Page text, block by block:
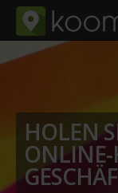
HOLEN